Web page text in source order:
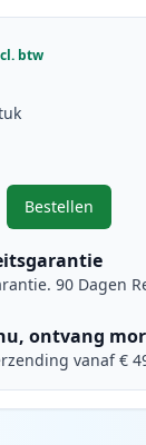
btw
om aan te passen
Bestellen
,2 stuks
90 Dagen
ontvang
vanaf €